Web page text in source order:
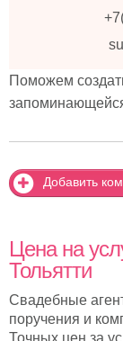
Поможем
Добавить
Цена на
Тольятти
Свадебные
поручения и
Точных цен за